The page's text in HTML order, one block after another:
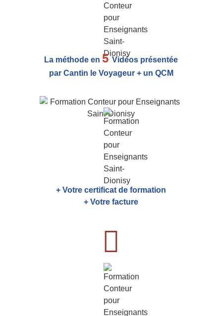
La méthode en 5Vidéos présentée
par Cantin le Voyageur + un QCM
+ Votre certificat de formation
+ Votre facture